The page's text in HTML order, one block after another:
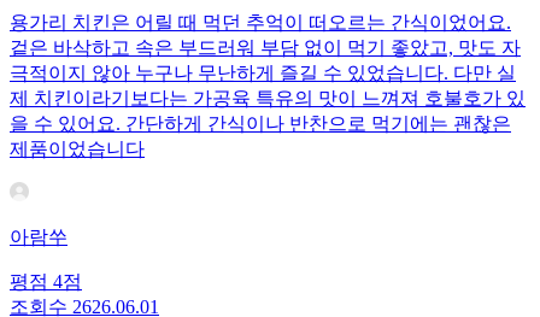
용가리 치킨은 어릴 때 먹던 추억이 떠오르는 간식이었어요.
겉은 바삭하고 속은 부드러워 부담 없이 먹기 좋았고, 맛도 자
극적이지 않아 누구나 무난하게 즐길 수 있었습니다. 다만 실
제 치킨이라기보다는 가공육 특유의 맛이 느껴져 호불호가 있
을 수 있어요. 간단하게 간식이나 반찬으로 먹기에는 괜찮은
제품이었습니다
아람쑤
평점 4점
조회수 2626.06.01